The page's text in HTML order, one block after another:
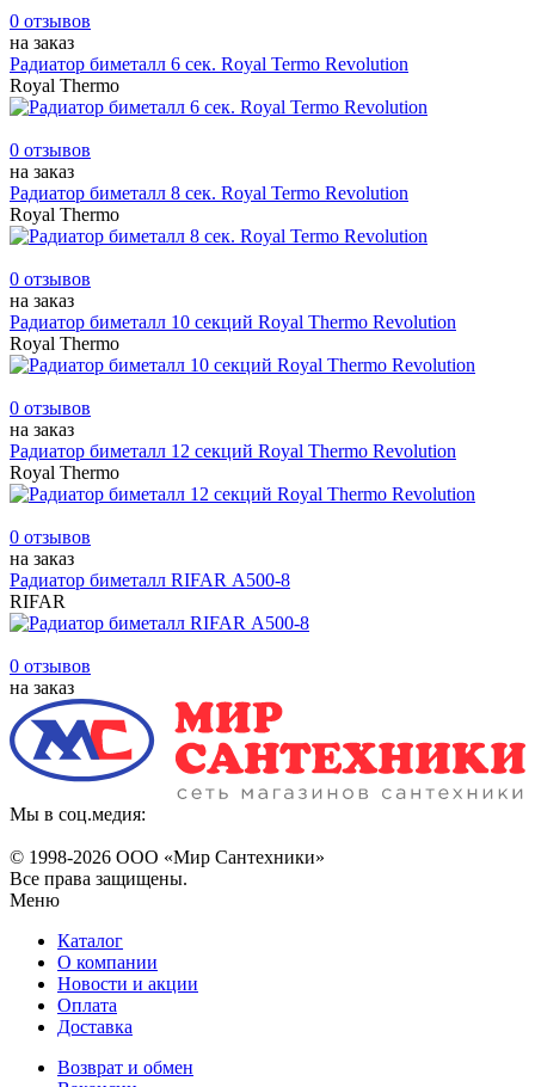
0 отзывов
на заказ
Радиатор биметалл 6 сек. Royal Termo Revolution
Royal Thermo
0 отзывов
на заказ
Радиатор биметалл 8 сек. Royal Termo Revolution
Royal Thermo
0 отзывов
на заказ
Радиатор биметалл 10 секций Royal Thermo Revolution
Royal Thermo
0 отзывов
на заказ
Радиатор биметалл 12 секций Royal Thermo Revolution
Royal Thermo
0 отзывов
на заказ
Радиатор биметалл RIFAR А500-8
RIFAR
0 отзывов
на заказ
Мы в соц.медия:
© 1998-2026 ООО «Мир Сантехники»
Все права защищены.
Меню
Каталог
О компании
Новости и акции
Оплата
Доставка
Возврат и обмен